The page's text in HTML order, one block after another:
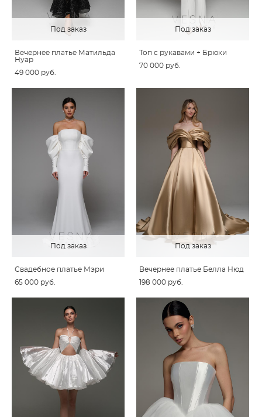
Под заказ
Вечернее платье Матильда
Нуар
49 000 pуб.
Под заказ
Топ с рукавами + Брюки
70 000 pуб.
Под заказ
Свадебное платье Мэри
65 000 pуб.
Под заказ
Вечернее платье Белла Нюд
198 000 pуб.